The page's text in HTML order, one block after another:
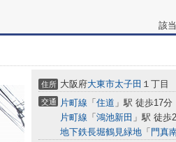
該
住所 大阪府大東市太子田 １丁目
交通 片町線 「 住道 」駅 徒歩17分
片町線 「 鴻池新田 」駅 徒歩
地下鉄長堀鶴見緑地 「 門真